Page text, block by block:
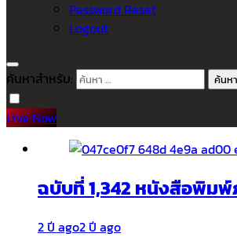
Password Reset
Logout
ค้นหาสำหรับ:
Live Now
ฉบับที่ 1,342 หนังสือพิมพ์
2 ปี ago2 ปี ago